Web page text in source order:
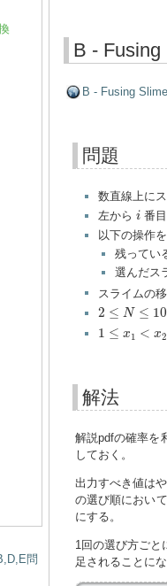
問
B - Fusing
B - Fusing
問題
数直線上に
左から i番目
以下の操作
残ってい
選んだス
スライムの
2 ≤ N ≤ 10
2 N ≤10 5
1 ≤ x1 < x2
1 x
解法
解説pdfの確率を
しておく。
出力すべき値は
の選び順におい
にする。
1回の選び方ご
足されることに